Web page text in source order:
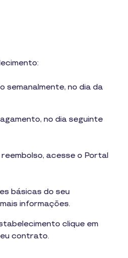
semanalmente, no dia da
no dia seguinte
acesse o Portal
básicas do seu
informações.
clique em
contrato.